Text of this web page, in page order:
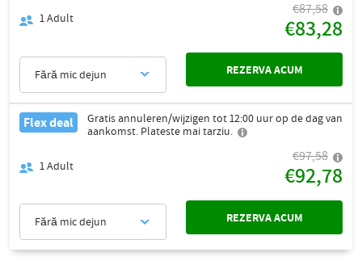
1Adult
€87,58
€83,28
Fără mic dejun REZERVA ACUM
Flex deal
Gratis annuleren/wijzigen tot 12:00 uur op de dag van
aankomst. Plateste mai tarziu.
1Adult
€97,58
€92,78
Fără mic dejun REZERVA ACUM